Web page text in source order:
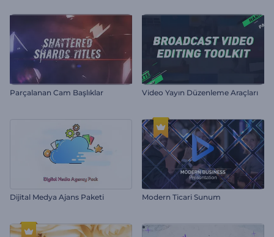
Parçalanan Cam Başlıklar Video Yayın Düzenleme Araçları
Dijital Medya Ajans Paketi Modern Ticari Sunum